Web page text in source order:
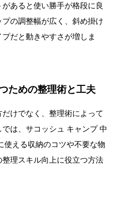
あると使い勝手が格段に良
の調整幅が広く、斜め掛け
だと動きやすさが増しま
ための整理術と工夫
けでなく、整理術によって
は、サコッシュ キャンプ 中
使える収納のコツや不要な物
理スキル向上に役立つ方法